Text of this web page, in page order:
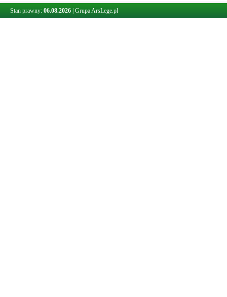
Stan prawny: 06.08.2026 Grupa ArsLege.pl